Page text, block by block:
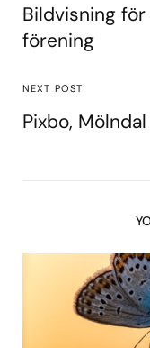
Bildvisning
förening
NEXT POST
Pixbo, Mölndal